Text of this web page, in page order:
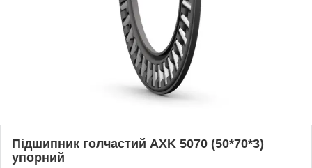
Підшипник голчастий AXK 5070 (50*70*3)
упорний